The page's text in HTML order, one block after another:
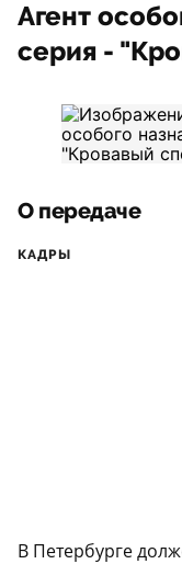
Агент
серия -
О передаче
КАДРЫ
В Петербурге